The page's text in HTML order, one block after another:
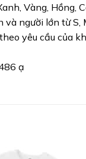
Vàng, Hồng,
người lớn từ S,
yêu cầu của
ạ